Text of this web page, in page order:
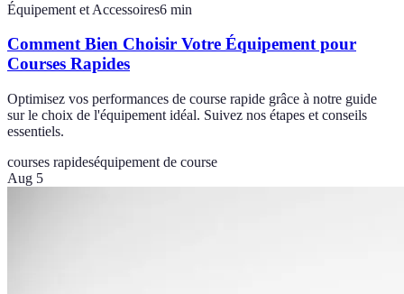
Équipement et Accessoires6 min
Comment Bien Choisir Votre Équipement pour
Courses Rapides
Optimisez vos performances de course rapide grâce à notre guide
sur le choix de l'équipement idéal. Suivez nos étapes et conseils
essentiels.
courses rapideséquipement de course
Aug 5